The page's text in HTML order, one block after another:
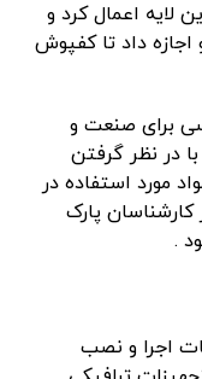
لایه اعمال کرد و
داد تا کفپوش
برای صنعت و
در نظر گرفتن
مورد استفاده در
پارک
.
اجرا و نصب